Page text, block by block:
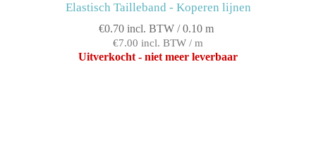
Elastisch Tailleband - Koperen lijnen
€0.70 incl. BTW / 0.10 m
€7.00 incl. BTW / m
Uitverkocht - niet meer leverbaar